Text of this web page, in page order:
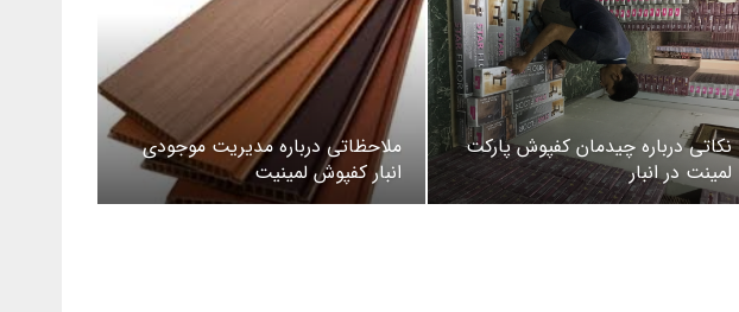
نکاتی درباره چیدمان کفپوش پارکت
لمینت در انبار
ملاحظاتی درباره مدیریت موجودی
انبار کفپوش لمینیت